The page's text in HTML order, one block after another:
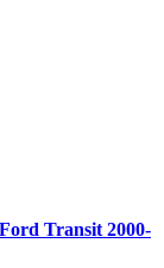
Transit 2000-